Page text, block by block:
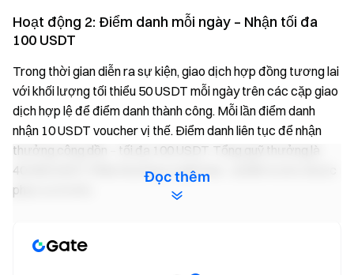
Hoạt động 2: Điểm danh mỗi ngày – Nhận tối đa
100 USDT
Trong thời gian diễn ra sự kiện, giao dịch hợp đồng tương lai
với khối lượng tối thiểu 50 USDT mỗi ngày trên các cặp giao
dịch hợp lệ để điểm danh thành công. Mỗi lần điểm danh
nhận 10 USDT voucher vị thế. Điểm danh liên tục để nhận
thưởng cộng dồn – tối đa 100 USDT. Tổng quỹ thưởng là
40.000 USDT. Phần thưởng có giới hạn - ai đến trước được
phục vụ trước.
USDT mỗi người
Đọc thêm